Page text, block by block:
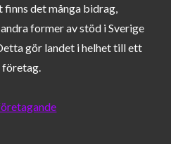
det många bidrag,
former av stöd i Sverige
gör landet i helhet till ett
företag.